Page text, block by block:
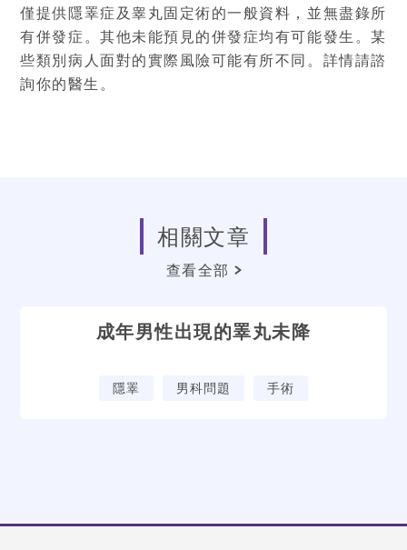
僅提供隱睪症及睾丸固定術的一般資料，並無盡錄所
有併發症。其他未能預見的併發症均有可能發生。某
些類別病人面對的實際風險可能有所不同。詳情請諮
詢你的醫生。
相關文章
查看全部
成年男性出現的睪丸未降
隱睪 男科問題 手術